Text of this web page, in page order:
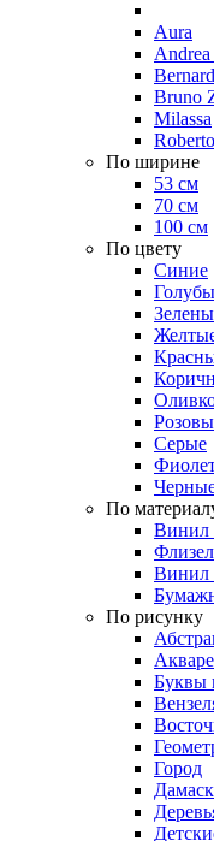
Aura
Bruno
Milassa
По ширине
53 см
70 см
100 см
По цвету
Синие
Серые
По
Винил
Винил
По рисунку
Буквы
Город
Дамаск